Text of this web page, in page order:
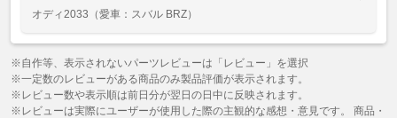
オディ2033 （愛車：スバル BRZ）
※自作等、表示されないパーツレビューは「レビュー」を選択
※一定数のレビューがある商品のみ製品評価が表示されます。
※レビュー数や表示順は前日分が翌日の日中に反映されます。
※レビューは実際にユーザーが使用した際の主観的な感想・意見です。 商品・